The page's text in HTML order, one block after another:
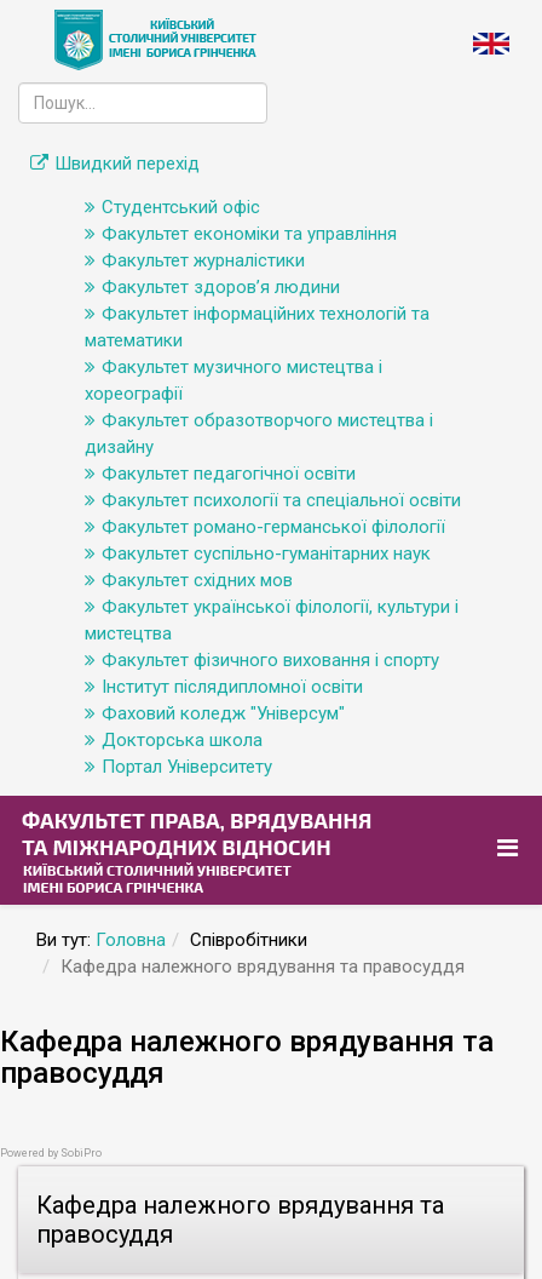
Швидкий перехід
Студентський офіс
Факультет економіки та управління
Факультет журналістики
Факультет здоров’я людини
Факультет інформаційних технологій та
математики
Факультет музичного мистецтва і
хореографії
Факультет образотворчого мистецтва і
дизайну
Факультет педагогічної освіти
Факультет психології та спеціальної освіти
Факультет романо-германської філології
Факультет суспільно-гуманітарних наук
Факультет східних мов
Факультет української філології, культури і
мистецтва
Факультет фізичного виховання і спорту
Інститут післядипломної освіти
Фаховий коледж "Універсум"
Докторська школа
Портал Університету
Ви тут: Головна
Співробітники
Кафедра належного врядування та правосуддя
Кафедра належного врядування та
правосуддя
Кафедра належного врядування та
правосуддя
Powered by SobiPro